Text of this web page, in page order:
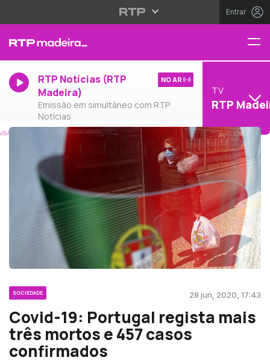
Entrar
RTP Notícias (RTP
Madeira)
Emissão em simultâneo com RTP
Notícias
NO AR
TV
RTP
SOCIEDADE 28 jun, 2020, 17:43
Covid-19: Portugal regista mais
três mortos e 457 casos
confirmados